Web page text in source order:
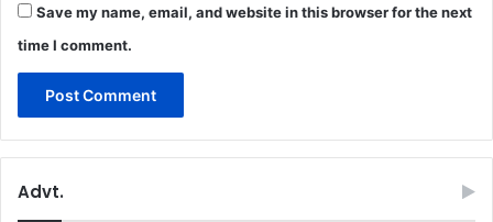
Save my name, email, and website in this browser for the next
time I comment.
Advt.